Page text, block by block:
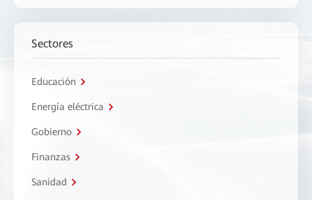
Sectores
Educación
Energía eléctrica
Gobierno
Finanzas
Sanidad